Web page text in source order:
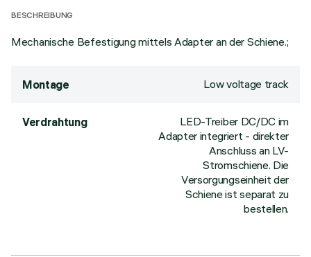
BESCHREIBUNG
Mechanische Befestigung mittels Adapter an der Schiene.;
Montage Low voltage track
Verdrahtung
LED-Treiber DC/DC im
Adapter integriert - direkter
Anschluss an LV-
Stromschiene. Die
Versorgungseinheit der
Schiene ist separat zu
bestellen.